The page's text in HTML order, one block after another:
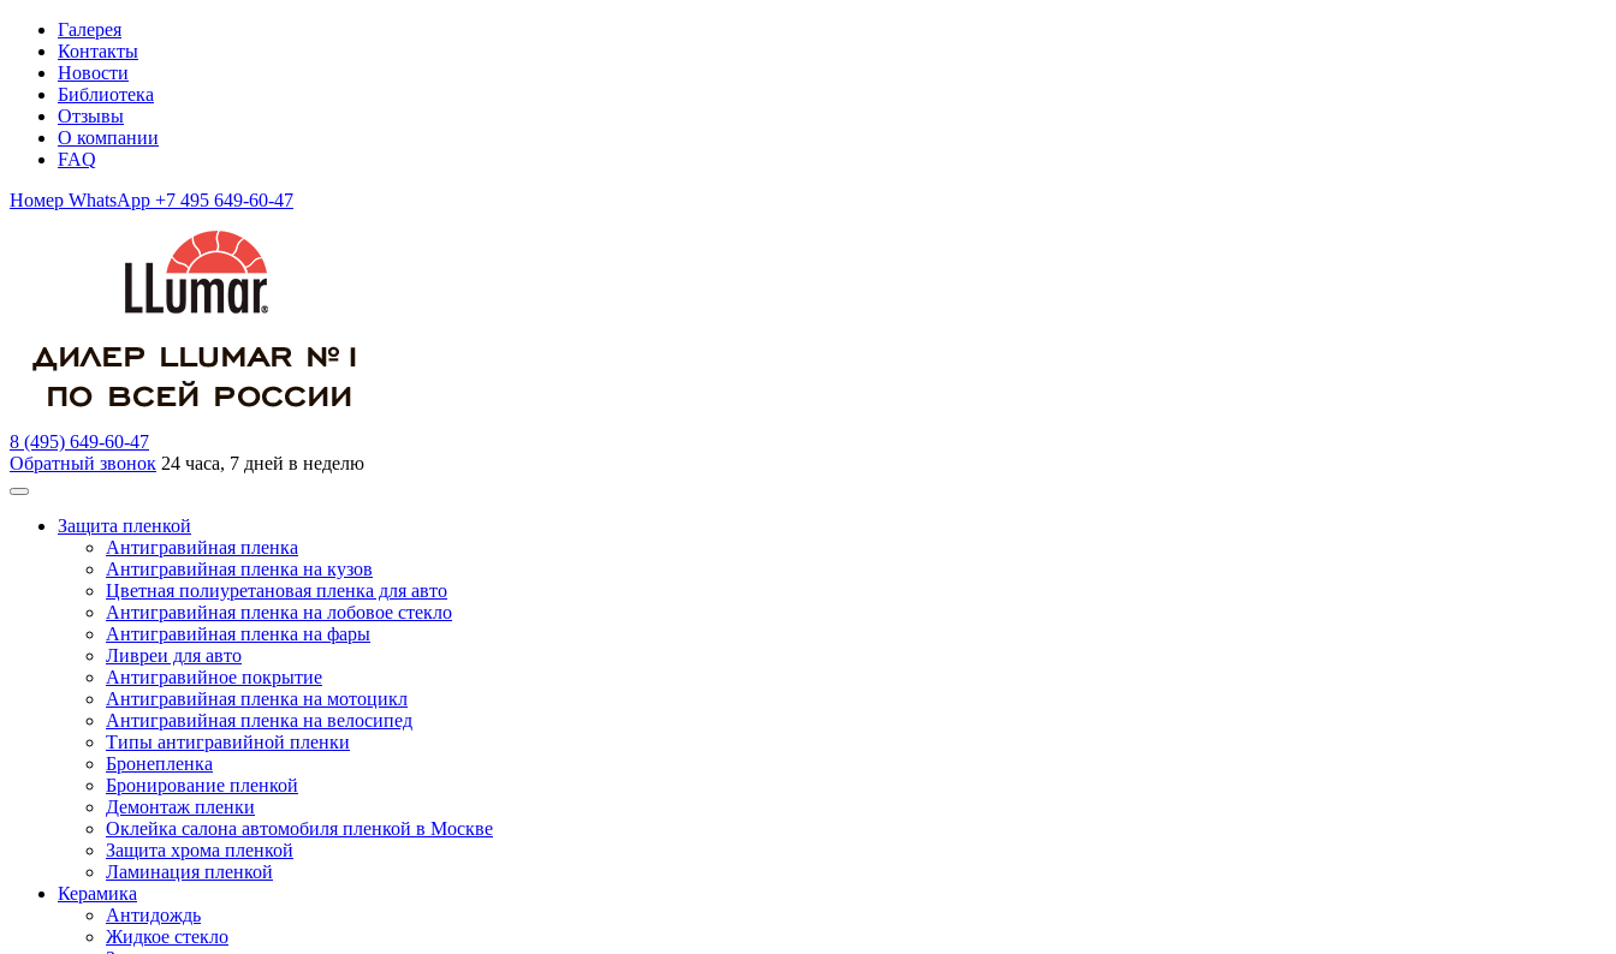
Галерея
Контакты
Новости
Библиотека
Отзывы
О компании
FAQ
Номер WhatsApp +7 495 649-60-47
8 (495) 649-60-47
Обратный звонок 24 часа, 7 дней в неделю
Защита пленкой
Антигравийная пленка
Антигравийная пленка на кузов
Цветная полиуретановая пленка для авто
Антигравийная пленка на лобовое стекло
Антигравийная пленка на фары
Ливреи для авто
Антигравийное покрытие
Антигравийная пленка на мотоцикл
Антигравийная пленка на велосипед
Типы антигравийной пленки
Бронепленка
Бронирование пленкой
Демонтаж пленки
Оклейка салона автомобиля пленкой в Москве
Защита хрома пленкой
Ламинация пленкой
Керамика
Антидождь
Жидкое стекло